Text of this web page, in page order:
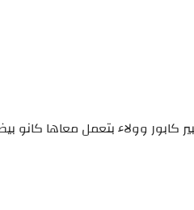
وولاء بتعمل معاها كانو